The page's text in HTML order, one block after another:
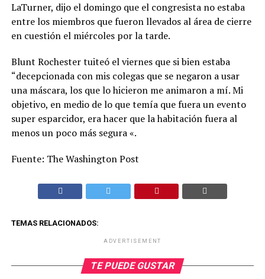
LaTurner, dijo el domingo que el congresista no estaba
entre los miembros que fueron llevados al área de cierre
en cuestión el miércoles por la tarde.
Blunt Rochester tuiteó el viernes que si bien estaba
“decepcionada con mis colegas que se negaron a usar
una máscara, los que lo hicieron me animaron a mí. Mi
objetivo, en medio de lo que temía que fuera un evento
super esparcidor, era hacer que la habitación fuera al
menos un poco más segura «.
Fuente: The Washington Post
TEMAS RELACIONADOS:
ADVERTISEMENT
TE PUEDE GUSTAR